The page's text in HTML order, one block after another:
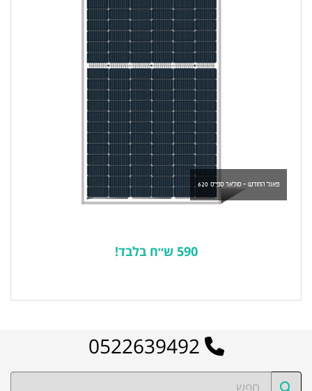
פאנל החודש - סולאר ספייס 620
590 ש״ח בלבד!